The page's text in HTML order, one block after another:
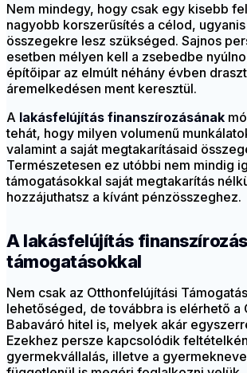
Nem mindegy, hogy csak egy kisebb
nagyobb korszerűsítés a célod,
összegekre lesz szükséged. Sajnos
esetben mélyen kell a zsebedbe
építőipar az elmúlt néhány évben
áremelkedésen ment keresztül.
A lakásfelújítás finanszírozásának
tehát, hogy milyen volumenű
valamint a saját megtakarításaid
Természetesen ez utóbbi nem mindig
támogatásokkal saját megtakarítás
hozzájuthatsz a kívánt pénzösszeghez.
A lakásfelújítás
támogatásokkal
Nem csak az Otthonfelújítási
lehetőséged, de továbbra is elérhető a
Babaváró hitel is, melyek akár
Ezekhez persze kapcsolódik
gyermekvállalás, illetve a